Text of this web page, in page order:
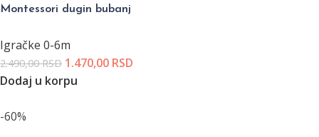
Montessori dugin bubanj
Igračke 0-6m
2.490,00RSD 1.470,00 RSD
Dodaj u korpu
-60%